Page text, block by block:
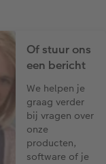
Of stuur ons
een bericht
We helpen je
graag verder
bij vragen over
onze
producten,
software of je